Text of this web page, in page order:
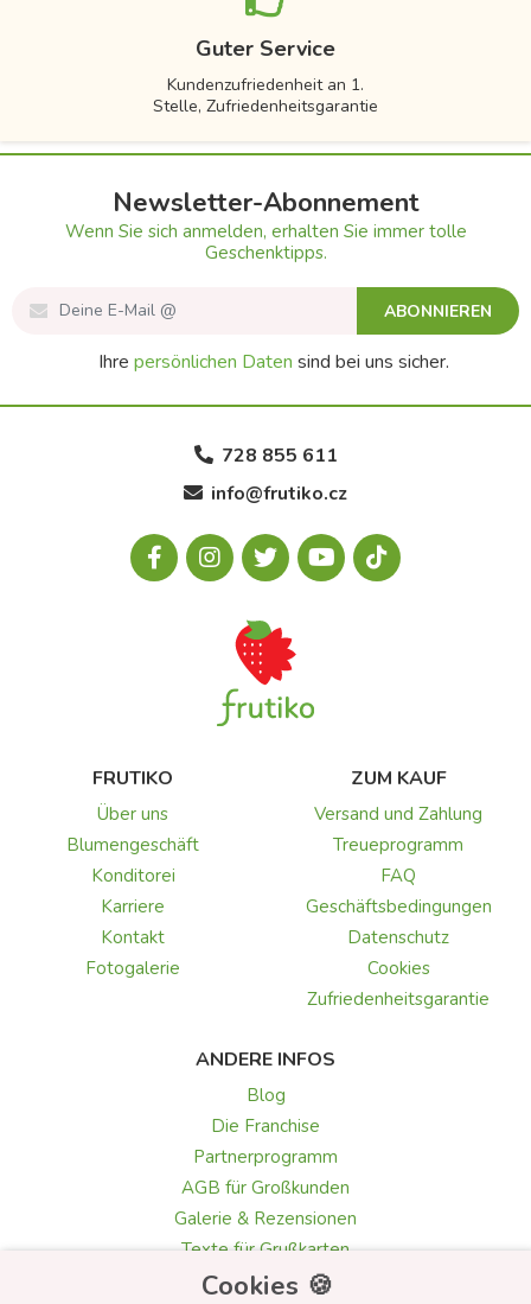
Guter Service
Kundenzufriedenheit an 1.
Stelle, Zufriedenheitsgarantie
Newsletter-Abonnement
Wenn Sie sich anmelden, erhalten Sie immer tolle
Geschenktipps.
ABONNIEREN
Ihre persönlichen Daten sind bei uns sicher.
728 855 611
info@frutiko.cz
FRUTIKO
Über uns
Blumengeschäft
Konditorei
Karriere
Kontakt
Fotogalerie
ZUM KAUF
Versand und Zahlung
Treueprogramm
FAQ
Geschäftsbedingungen
Datenschutz
Cookies
Zufriedenheitsgarantie
ANDERE INFOS
Blog
Die Franchise
Partnerprogramm
AGB für Großkunden
Galerie & Rezensionen
Texte für Grußkarten
Auswahl der Blumen
Cookies 🍪